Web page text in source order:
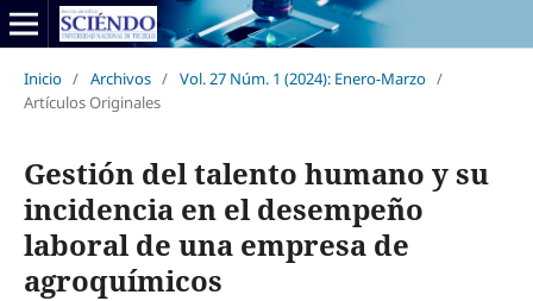
Inicio / Archivos / Vol. 27 Núm. 1 (2024): Enero-Marzo /
Artículos Originales
Gestión del talento humano y su
incidencia en el desempeño
laboral de una empresa de
agroquímicos